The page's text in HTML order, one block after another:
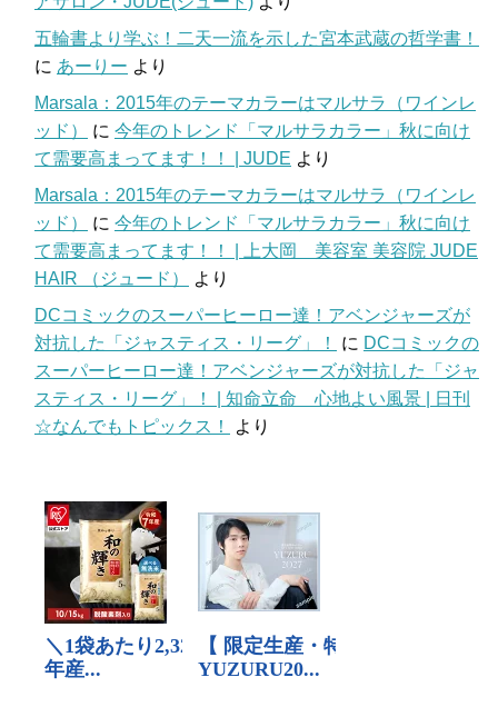
五輪書より学ぶ！二天一流を示した宮本武蔵の哲学書！
に あーりー より
Marsala：2015年のテーマカラーはマルサラ（ワインレ
ッド）
に 今年のトレンド「マルサラカラー」秋に向け
て需要高まってます！！ | JUDE より
Marsala：2015年のテーマカラーはマルサラ（ワインレ
ッド）
に 今年のトレンド「マルサラカラー」秋に向け
て需要高まってます！！ | 上大岡 美容室 美容院 JUDE
HAIR （ジュード）
より
DCコミックのスーパーヒーロー達！アベンジャーズが
対抗した「ジャスティス・リーグ」！
に DCコミックの
スーパーヒーロー達！アベンジャーズが対抗した「ジャ
スティス・リーグ」！ | 知命立命 心地よい風景 | 日刊
☆なんでもトピックス！
より